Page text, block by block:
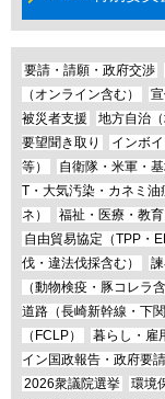
要請・請願・政府交渉
（オンライン含む）
被災者支援
地方自治（
要望聞き取り
インボ
等）
自衛隊・米軍・
T・大気汚染・カネミ油
ネ）
福祉・医療・教育
自由貿易協定（TPP・
伐・違法伐採含む）
（動物検疫・豚コレラ含
道路（長崎新幹線・下
（FCLP）
暮らし・雇
イン国政報告・政府要請
2026衆議院選挙
環境